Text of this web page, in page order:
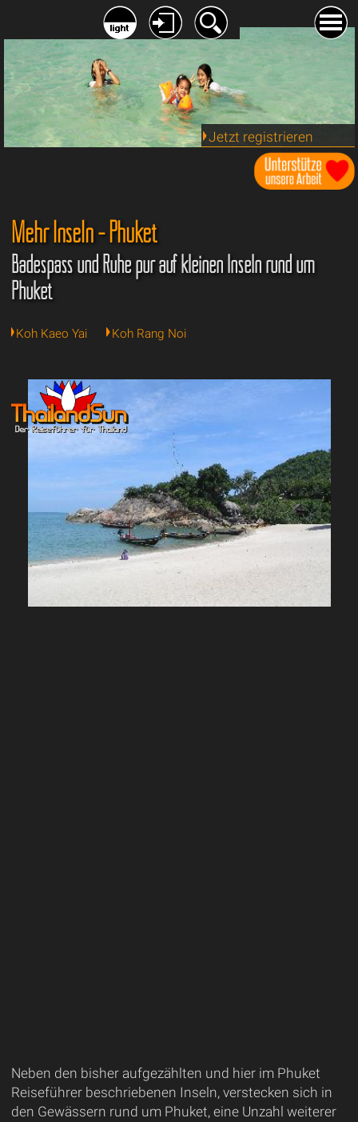
Jetzt registrieren
Mehr Inseln - Phuket
Badespass und Ruhe pur auf kleinen Inseln rund um
Phuket
Koh Kaeo Yai Koh Rang Noi
Neben den bisher aufgezählten und hier im Phuket
Reiseführer beschriebenen Inseln, verstecken sich in
den Gewässern rund um Phuket, eine Unzahl weiterer